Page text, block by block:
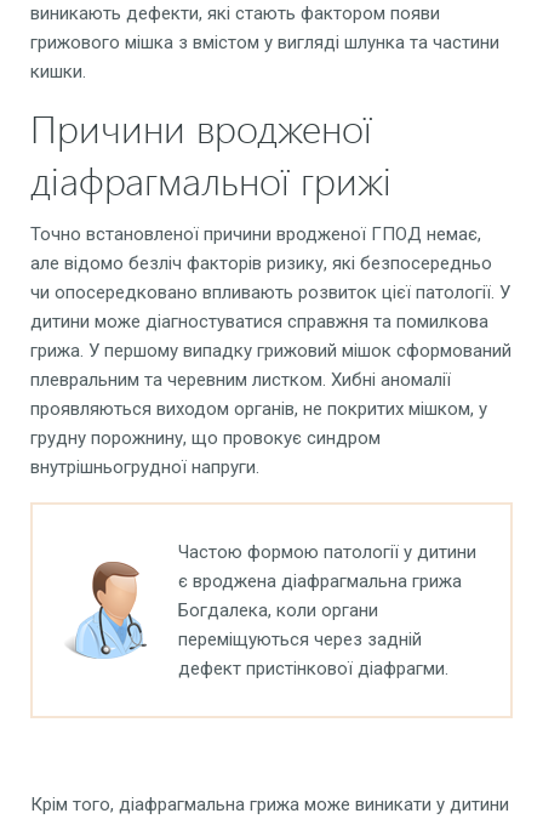
виникають дефекти, які стають фактором появи
грижового мішка з вмістом у вигляді шлунка та частини
кишки.
Причини вродженої
діафрагмальної грижі
Точно встановленої причини вродженої ГПОД немає,
але відомо безліч факторів ризику, які безпосередньо
чи опосередковано впливають розвиток цієї патології. У
дитини може діагностуватися справжня та помилкова
грижа. У першому випадку грижовий мішок сформований
плевральним та черевним листком. Хибні аномалії
проявляються виходом органів, не покритих мішком, у
грудну порожнину, що провокує синдром
внутрішньогрудної напруги.
Частою формою патології у дитини
є вроджена діафрагмальна грижа
Богдалека, коли органи
переміщуються через задній
дефект пристінкової діафрагми.
Крім того, діафрагмальна грижа може виникати у дитини